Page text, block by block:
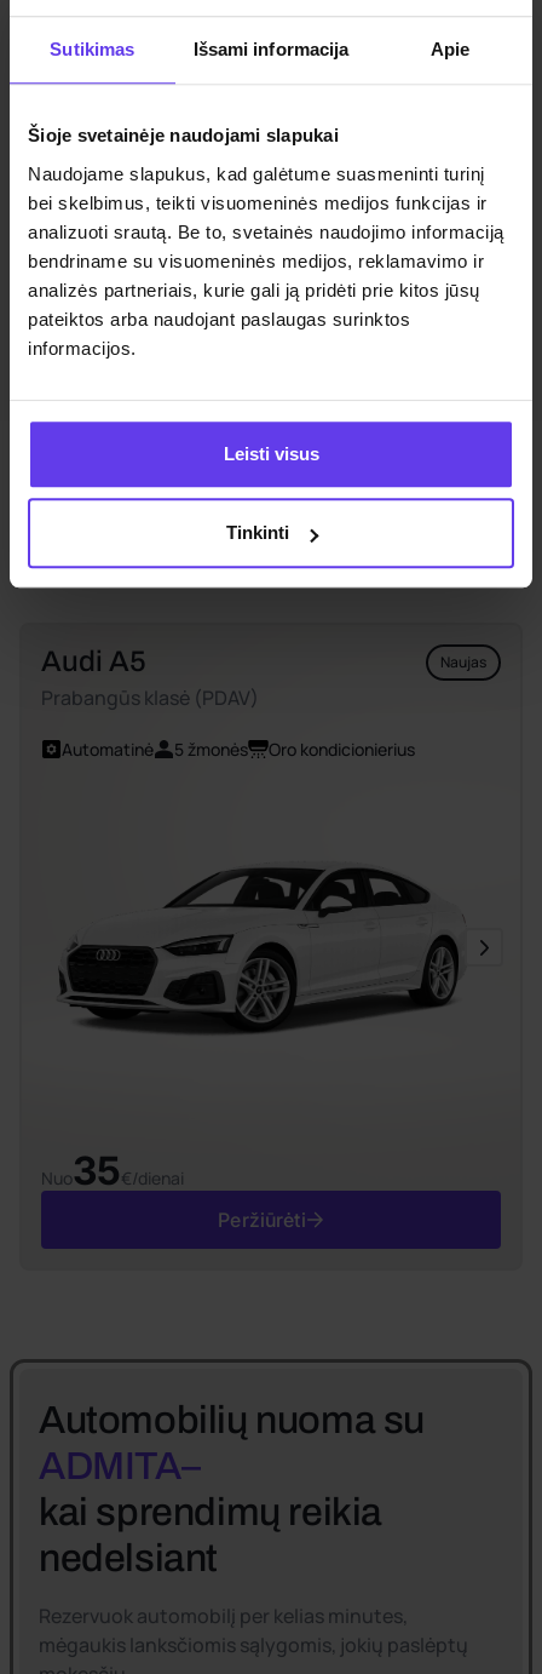
Sutikimas Išsami informacija Apie
Šioje svetainėje naudojami slapukai
Naudojame slapukus, kad galėtume suasmeninti turinį
bei skelbimus, teikti visuomeninės medijos funkcijas ir
analizuoti srautą. Be to, svetainės naudojimo informaciją
bendriname su visuomeninės medijos, reklamavimo ir
analizės partneriais, kurie gali ją pridėti prie kitos jūsų
pateiktos arba naudojant paslaugas surinktos
informacijos.
Leisti visus
Tinkinti
kelionėms ir ilgoms kelionėms.
Galingas variklis – užtikrina sklandų ir patogų
Patikimumas ir saugumas – Škoda Kodiaq yra
žinoma dėl savo aukšto saugumo standartų.
Technologijos – įmontuotos naujausios
technologijos ir komforto funkcijos.
Trumpalaikė nuoma Vilniuje su Škoda Kodiaq
Rodyti daugiau
Mūsų automobiliai
Audi A5
Prabangūs klasė (PDAV)
Naujas
Automatinė 5 žmonės Oro kondicionierius
Nuo35€/dienai
Peržiūrėti
Automobilių nuoma su
ADMITA–
kai sprendimų reikia
nedelsiant
Rezervuok automobilį per kelias minutes,
mėgaukis lanksčiomis sąlygomis, jokių paslėptų